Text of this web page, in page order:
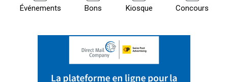
Événements Bons Kiosque Concours